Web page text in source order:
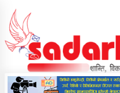
content
News For Nepal